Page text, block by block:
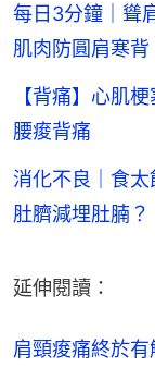
每日3分鐘｜聳
肌肉防圓肩寒背
【背痛】心肌
腰痠背痛
消化不良｜食
肚臍減埋肚腩？
延伸閱讀：
肩頸痠痛終於